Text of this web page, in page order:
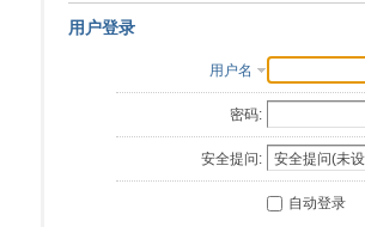
用户登录
用户名
密码:
安全提问:
自动登录